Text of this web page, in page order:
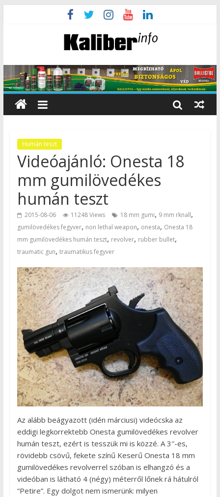
Humán teszt
Videóajánló: Onesta 18
mm gumilövedékes
humán teszt
2015-08-06 11248 Views 18 mm gumi, 9 mm rknall,
gumilövedékes fegyver, non lethal weapon, onesta, Onesta 18
mm gumilövedékes humán teszt, revolver, rubber bullet,
traumatic gun, traumatikus fegyver
Az alább beágyazott (idén márciusi) videócska az
eddigi legkorrektebb Onesta gumilövedékes revolver
humán teszt, ezért is tesszük mi is közzé. A 3″-es,
rövidebb csövű, fekete színű Keserű Onesta 18 mm
gumilövedékes revolverrel szóban is elhangzó és a
videóban is látható 4 (négy) méterről lőnek rá hátulról
“Petire”. Egy dolgot nem ismerünk: milyen